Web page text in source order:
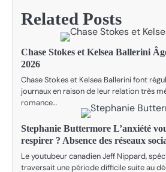
Related Posts
Chase Stokes et Kelsea Ballerini
2026
Chase Stokes et Kelsea Ballerini font
journaux en raison de leur relation très
romance…
Stephanie Buttermore L’anxiété
respirer ? Absence des réseaux
Le youtubeur canadien Jeff Nippard,
traversait une période difficile suite au